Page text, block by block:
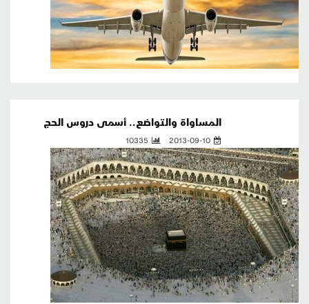
المساواة والتواضع.. أسمى دروس الحج
2013-09-10
10335